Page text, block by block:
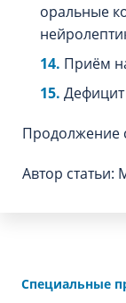
оральные
Приём
Продолжение
Автор
Специальные